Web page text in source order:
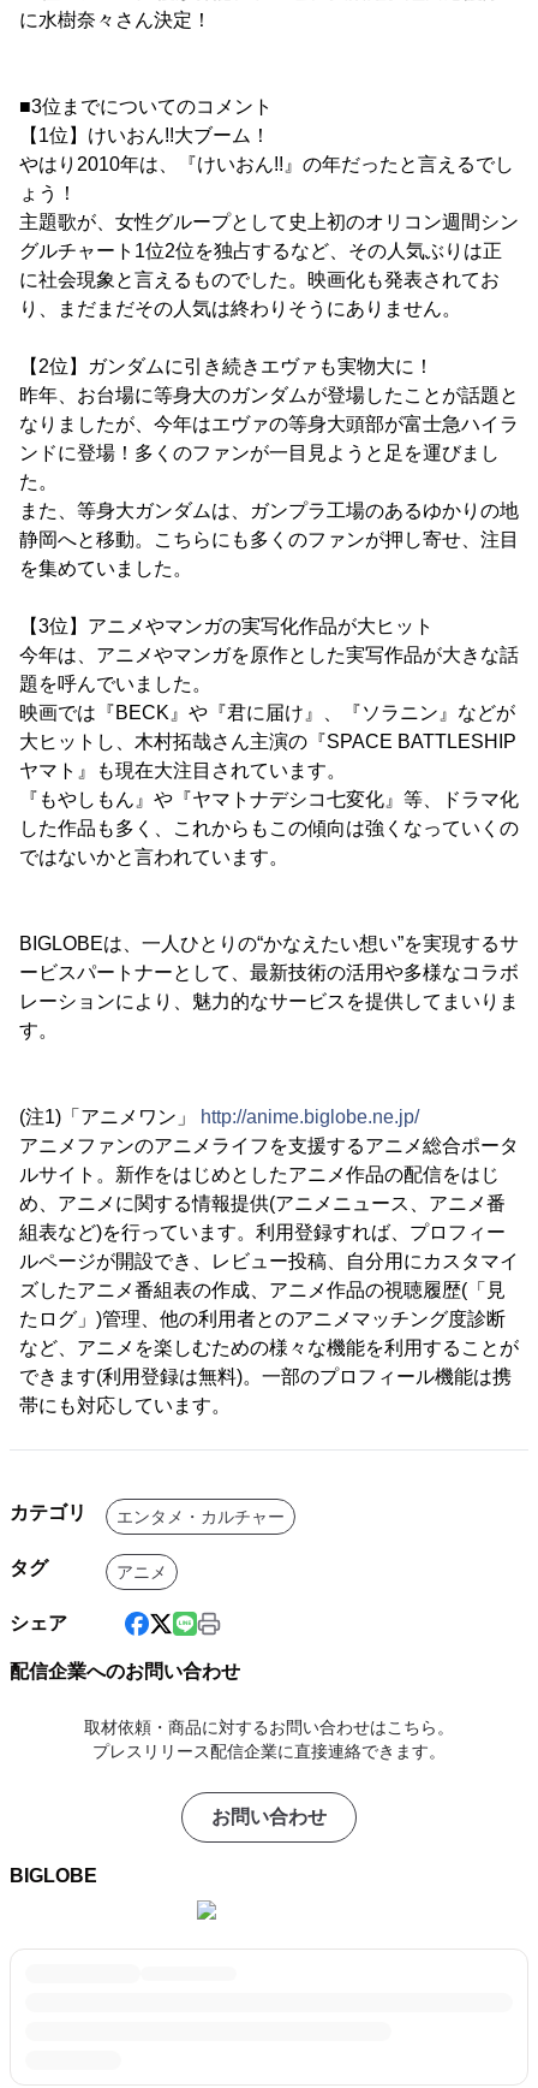
に水樹奈々さん決定！
■3位までについてのコメント
【1位】けいおん!!大ブーム！
やはり2010年は、『けいおん!!』の年だったと言えるでし
ょう！
主題歌が、女性グループとして史上初のオリコン週間シン
グルチャート1位2位を独占するなど、その人気ぶりは正
に社会現象と言えるものでした。映画化も発表されてお
り、まだまだその人気は終わりそうにありません。
【2位】ガンダムに引き続きエヴァも実物大に！
昨年、お台場に等身大のガンダムが登場したことが話題と
なりましたが、今年はエヴァの等身大頭部が富士急ハイラ
ンドに登場！多くのファンが一目見ようと足を運びまし
た。
また、等身大ガンダムは、ガンプラ工場のあるゆかりの地
静岡へと移動。こちらにも多くのファンが押し寄せ、注目
を集めていました。
【3位】アニメやマンガの実写化作品が大ヒット
今年は、アニメやマンガを原作とした実写作品が大きな話
題を呼んでいました。
映画では『BECK』や『君に届け』、『ソラニン』などが
大ヒットし、木村拓哉さん主演の『SPACE BATTLESHIP
ヤマト』も現在大注目されています。
『もやしもん』や『ヤマトナデシコ七変化』等、ドラマ化
した作品も多く、これからもこの傾向は強くなっていくの
ではないかと言われています。
BIGLOBEは、一人ひとりの“かなえたい想い”を実現するサ
ービスパートナーとして、最新技術の活用や多様なコラボ
レーションにより、魅力的なサービスを提供してまいりま
す。
(注1)「アニメワン」
http://anime.biglobe.ne.jp/
アニメファンのアニメライフを支援するアニメ総合ポータ
ルサイト。新作をはじめとしたアニメ作品の配信をはじ
め、アニメに関する情報提供(アニメニュース、アニメ番
組表など)を行っています。利用登録すれば、プロフィー
ルページが開設でき、レビュー投稿、自分用にカスタマイ
ズしたアニメ番組表の作成、アニメ作品の視聴履歴(「見
たログ」)管理、他の利用者とのアニメマッチング度診断
など、アニメを楽しむための様々な機能を利用することが
できます(利用登録は無料)。一部のプロフィール機能は携
帯にも対応しています。
カテゴリ エンタメ・カルチャー
タグ アニメ
シェア
配信企業へのお問い合わせ
取材依頼・商品に対するお問い合わせはこちら。
プレスリリース配信企業に直接連絡できます。
お問い合わせ
BIGLOBE